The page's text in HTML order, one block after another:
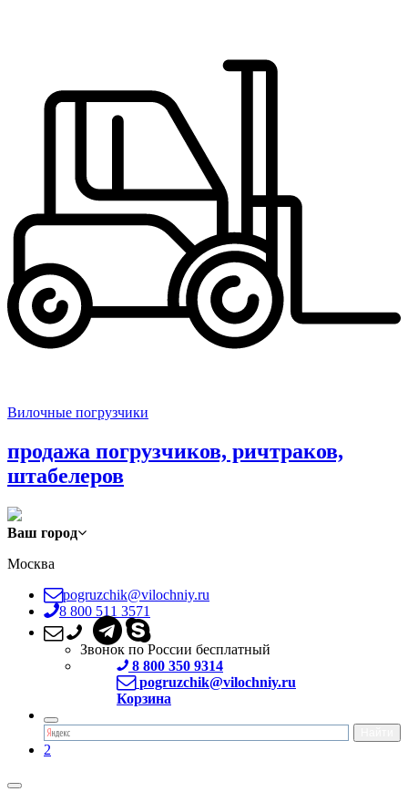
Вилочные погрузчики
продажа погрузчиков, ричтраков,
штабелеров
Ваш город
Москва
pogruzchik@vilochniy.ru
8 800 511 3571
Звонок по России бесплатный
8 800 350 9314
pogruzchik@vilochniy.ru
Корзина
2